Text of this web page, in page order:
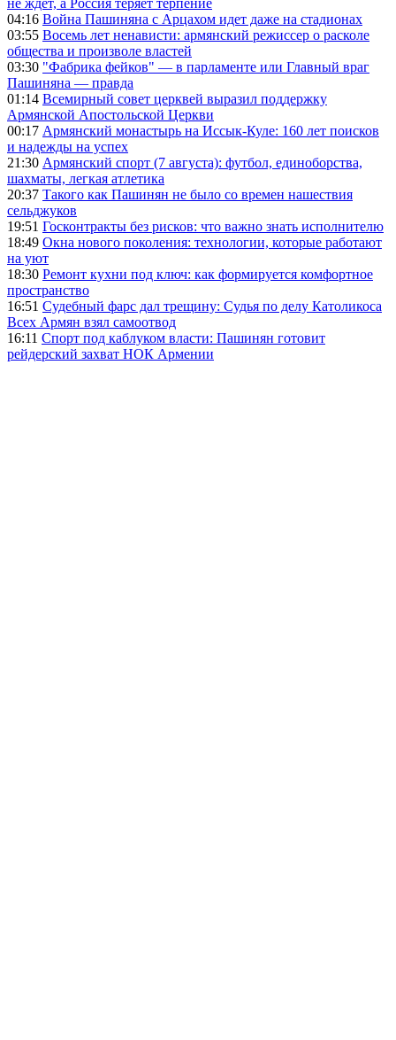
04:16 Война Пашиняна с Арцахом идет даже на стадионах
03:55 Восемь лет ненависти: армянский режиссер о расколе
общества и произволе властей
03:30 "Фабрика фейков" — в парламенте или Главный враг
Пашиняна — правда
01:14 Всемирный совет церквей выразил поддержку
Армянской Апостольской Церкви
00:17 Армянский монастырь на Иссык-Куле: 160 лет поисков
и надежды на успех
21:30 Армянский спорт (7 августа): футбол, единоборства,
шахматы, легкая атлетика
20:37 Такого как Пашинян не было со времен нашествия
сельджуков
19:51 Госконтракты без рисков: что важно знать исполнителю
18:49 Окна нового поколения: технологии, которые работают
на уют
18:30 Ремонт кухни под ключ: как формируется комфортное
пространство
16:51 Судебный фарс дал трещину: Судья по делу Католикоса
Всех Армян взял самоотвод
16:11 Спорт под каблуком власти: Пашинян готовит
рейдерский захват НОК Армении